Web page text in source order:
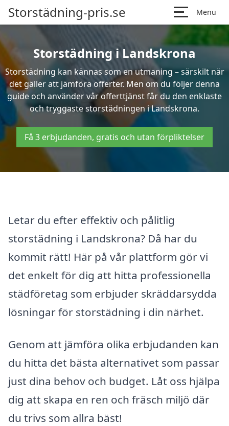
Storstädning-pris.se Menu
Storstädning i Landskrona
Storstädning kan kännas som en utmaning – särskilt när
det gäller att jämföra offerter. Men om du följer denna
guide och använder vår offerttjänst får du den enklaste
och tryggaste storstädningen i Landskrona.
Få 3 erbjudanden, gratis och utan förpliktelser
Letar du efter effektiv och pålitlig
storstädning i Landskrona? Då har du
kommit rätt! Här på vår plattform gör vi
det enkelt för dig att hitta professionella
städföretag som erbjuder skräddarsydda
lösningar för storstädning i din närhet.
Genom att jämföra olika erbjudanden kan
du hitta det bästa alternativet som passar
just dina behov och budget. Låt oss hjälpa
dig att skapa en ren och fräsch miljö där
du trivs som allra bäst!